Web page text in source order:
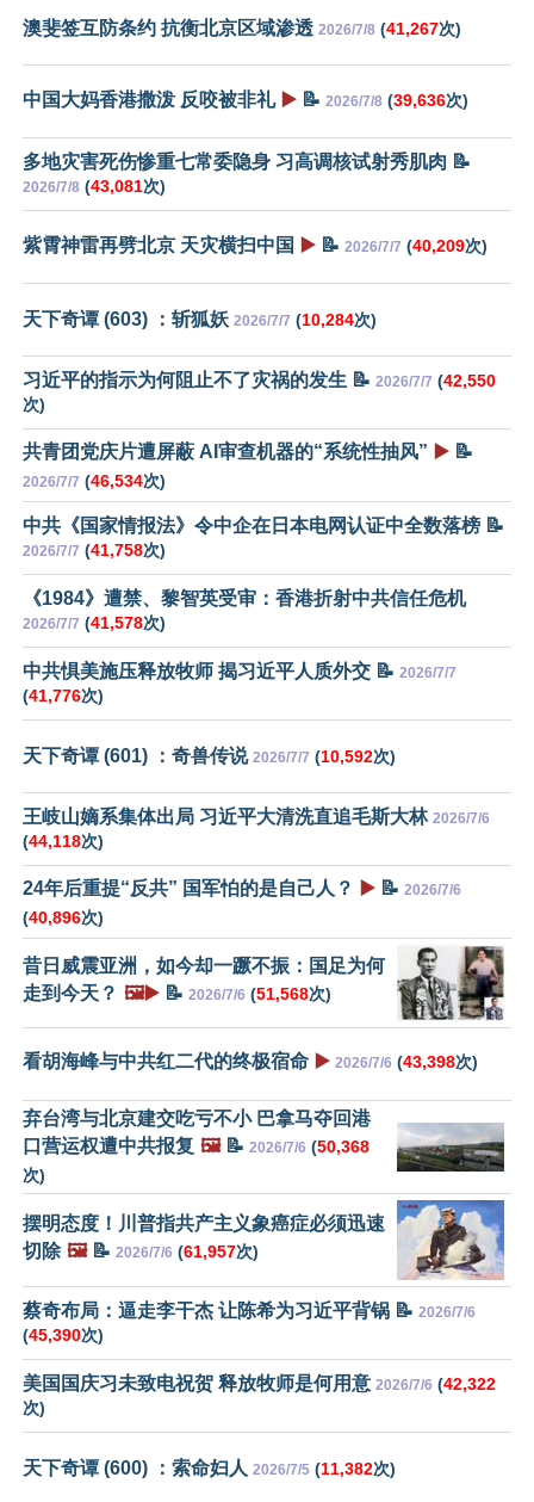
澳斐签互防条约 抗衡北京区域渗透 2026/7/8 (41,267次)
中国大妈香港撒泼 反咬被非礼 ▶️ 📝 2026/7/8 (39,636次)
多地灾害死伤惨重七常委隐身 习高调核试射秀肌肉 📝
2026/7/8 (43,081次)
紫霄神雷再劈北京 天灾横扫中国 ▶️ 📝 2026/7/7 (40,209次)
天下奇谭 (603) ：斩狐妖 2026/7/7 (10,284次)
习近平的指示为何阻止不了灾祸的发生 📝 2026/7/7 (42,550
次)
共青团党庆片遭屏蔽 AI审查机器的“系统性抽风” ▶️ 📝
2026/7/7 (46,534次)
中共《国家情报法》令中企在日本电网认证中全数落榜 📝
2026/7/7 (41,758次)
《1984》遭禁、黎智英受审：香港折射中共信任危机
2026/7/7 (41,578次)
中共惧美施压释放牧师 揭习近平人质外交 📝 2026/7/7
(41,776次)
天下奇谭 (601) ：奇兽传说 2026/7/7 (10,592次)
王岐山嫡系集体出局 习近平大清洗直追毛斯大林 2026/7/6
(44,118次)
24年后重提“反共” 国军怕的是自己人？ ▶️ 📝 2026/7/6
(40,896次)
昔日威震亚洲，如今却一蹶不振：国足为何
走到今天？ 🖼️▶️ 📝 2026/7/6 (51,568次)
看胡海峰与中共红二代的终极宿命 ▶️ 2026/7/6 (43,398次)
弃台湾与北京建交吃亏不小 巴拿马夺回港
口营运权遭中共报复 🖼️📝 2026/7/6 (50,368
次)
摆明态度！川普指共产主义象癌症必须迅速
切除 🖼️📝 2026/7/6 (61,957次)
蔡奇布局：逼走李干杰 让陈希为习近平背锅 📝 2026/7/6
(45,390次)
美国国庆习未致电祝贺 释放牧师是何用意 2026/7/6 (42,322
次)
天下奇谭 (600) ：索命妇人 2026/7/5 (11,382次)